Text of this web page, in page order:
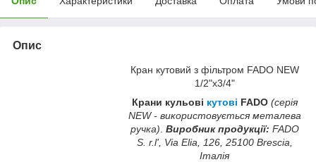
Опис
Кран кутовий з фільтром FADO NEW
1/2"х3/4"
Крани кульові кутові FADO (серія
NEW - використовується металева
ручка) Виробник продукції: FADO
S. r.l', Via Elia, 126, 25100 Brescia,
Італія